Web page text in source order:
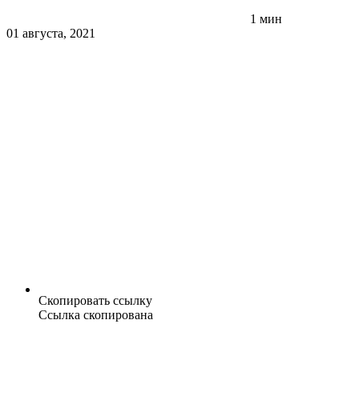
1 мин
01 августа, 2021
Скопировать ссылку
Ссылка скопирована